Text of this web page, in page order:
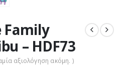
– HDF73
αξιολόγηση ακόμη. )